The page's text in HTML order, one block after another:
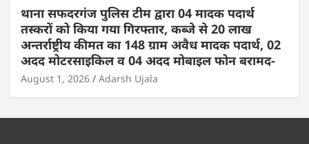
थाना सफदरगंज पुलिस टीम द्वारा 04 मादक पदार्थ
तस्करों को किया गया गिरफ्तार, कब्जे से 20 लाख
अन्तर्राष्ट्रीय कीमत का 148 ग्राम अवैध मादक पदार्थ, 02
अदद मोटरसाइकिल व 04 अदद मोबाइल फोन बरामद-
August 1, 2026 Adarsh Ujala